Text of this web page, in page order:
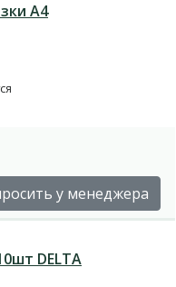
А4
у менеджера
DELTA